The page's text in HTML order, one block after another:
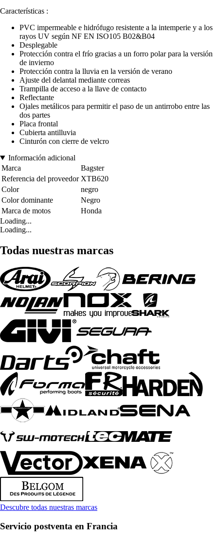
Características :
PVC impermeable e hidrófugo resistente a la intemperie y a los
rayos UV según NF EN ISO105 B02&B04
Desplegable
Protección contra el frío gracias a un forro polar para la versión
de invierno
Protección contra la lluvia en la versión de verano
Ajuste del delantal mediante correas
Trampilla de acceso a la llave de contacto
Reflectante
Ojales metálicos para permitir el paso de un antirrobo entre las
dos partes
Placa frontal
Cubierta antilluvia
Cinturón con cierre de velcro
Información adicional
Marca
Bagster
Referencia del proveedor XTB620
Color
negro
Color dominante
Negro
Marca de motos
Honda
Loading...
Loading...
Todas nuestras marcas
Descubre todas nuestras marcas
Servicio postventa en Francia